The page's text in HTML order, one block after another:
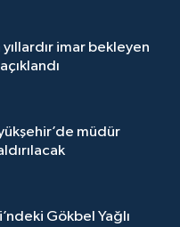
imar bekleyen
müdür
Gökbel Yağlı